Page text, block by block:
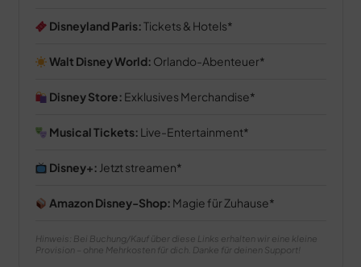
Disneyland Paris:Tickets & Hotels
Walt Disney World: Orlando-Abenteuer
Disney Store: Exklusives Merchandise
Musical Tickets: Live-Entertainment
Disney+: Jetzt streamen
Amazon Disney-Shop: Magie für Zuhause
Hinweis: Bei Buchung/Kauf über diese Links erhalten wir eine kleine
Provision – ohne Mehrkosten für dich. Danke für deinen Support!